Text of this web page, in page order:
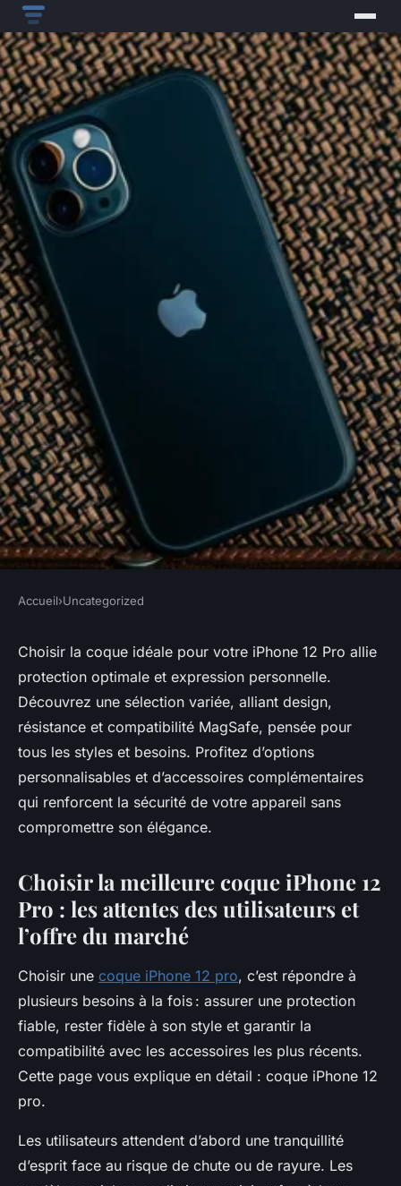
UNCATEGORIZED
Découvrez la meilleure coque
iphone 12 pro pour votre style
Amélie•12 juin 2025•8 min de lecture
Accueil›Uncategorized
Choisir la coque idéale pour votre iPhone 12 Pro allie
protection optimale et expression personnelle.
Découvrez une sélection variée, alliant design,
résistance et compatibilité MagSafe, pensée pour
tous les styles et besoins. Profitez d’options
personnalisables et d’accessoires complémentaires
qui renforcent la sécurité de votre appareil sans
compromettre son élégance.
Choisir la meilleure coque iPhone 12
Pro : les attentes des utilisateurs et
l’offre du marché
Choisir une coque iPhone 12 pro, c’est répondre à
plusieurs besoins à la fois : assurer une protection
fiable, rester fidèle à son style et garantir la
compatibilité avec les accessoires les plus récents.
Cette page vous explique en détail : coque iPhone 12
pro.
Les utilisateurs attendent d’abord une tranquillité
d’esprit face au risque de chute ou de rayure. Les